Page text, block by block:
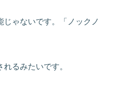
ゃないです。「ノックノ
るみたいです。